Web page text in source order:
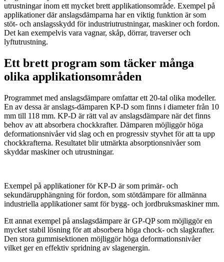
utrustningar inom ett mycket brett applikationsområde. Exempel på
applikationer där anslagsdämparna har en viktig funktion är som
stöt- och anslagsskydd för industriutrustningar, maskiner och fordon.
Det kan exempelvis vara vagnar, skåp, dörrar, traverser och
lyftutrustning.
Ett brett program som täcker många
olika applikationsområden
Programmet med anslagsdämpare omfattar ett 20-tal olika modeller.
En av dessa är anslags-dämparen KP-D som finns i diameter från 10
mm till 118 mm. KP-D är rätt val av anslagsdämpare när det finns
behov av att absorbera chockkrafter. Dämparen möjliggör höga
deformationsnivåer vid slag och en progressiv styvhet för att ta upp
chockkrafterna. Resultatet blir utmärkta absorptionsnivåer som
skyddar maskiner och utrustningar.
Exempel på applikationer för KP-D är som primär- och
sekundärupphängning för fordon, som stötdämpare för allmänna
industriella applikationer samt för bygg- och jordbruksmaskiner mm.
Ett annat exempel på anslagsdämpare är GP-QP som möjliggör en
mycket stabil lösning för att absorbera höga chock- och slagkrafter.
Den stora gummisektionen möjliggör höga deformationsnivåer
vilket ger en effektiv spridning av slagenergin.